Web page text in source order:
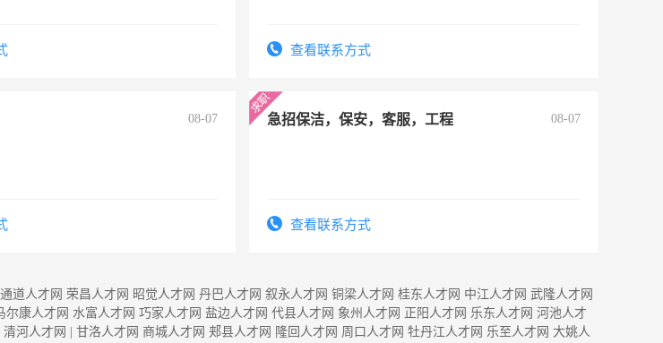
查看联系方式
08-07 急招保洁，保安，客服，工程 08-07
查看联系方式
通道人才网 荣昌人才网 昭觉人才网 丹巴人才网 叙永人才网 铜梁人才网 桂东人才网 中江人才网 武隆人才网
尔康人才网 水富人才网 巧家人才网 盐边人才网 代县人才网 象州人才网 正阳人才网 乐东人才网 河池人才
清河人才网 甘洛人才网 商城人才网 郏县人才网 隆回人才网 周口人才网 牡丹江人才网 乐至人才网 大姚人